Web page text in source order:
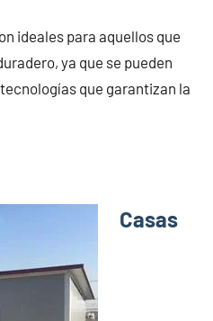
ideales para aquellos que
ya que se pueden
que garantizan la
Casas